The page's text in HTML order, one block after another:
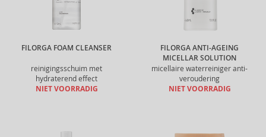
FILORGA FOAM CLEANSER
reinigingsschuim met
hydraterend effect
NIET VOORRADIG
FILORGA ANTI-AGEING
MICELLAR SOLUTION
micellaire waterreiniger anti-
veroudering
NIET VOORRADIG